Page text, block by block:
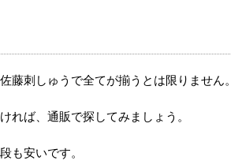
藤刺しゅうで全てが揃うとは限りません。
れば、通販で探してみましょう。
も安いです。